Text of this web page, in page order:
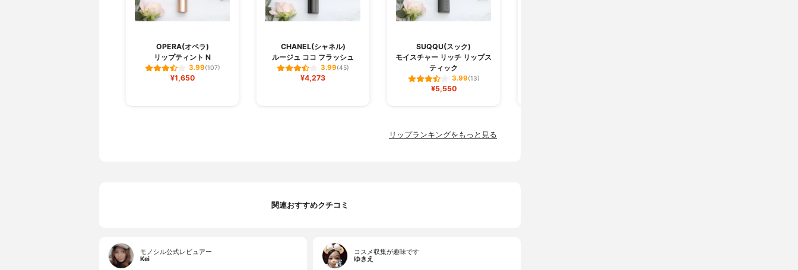
OPERA(オペラ)
リップティント N
3.99(107)
¥1,650
CHANEL(シャネル)
ルージュ ココ フラッシュ
3.99(45)
¥4,273
SUQQU(スック)
モイスチャー リッチ リップス
ティック
3.99(13)
¥5,550
リップランキングをもっと見る
関連おすすめクチコミ
モノシル公式レビュアー
Kei
コスメ収集が趣味です
ゆきえ